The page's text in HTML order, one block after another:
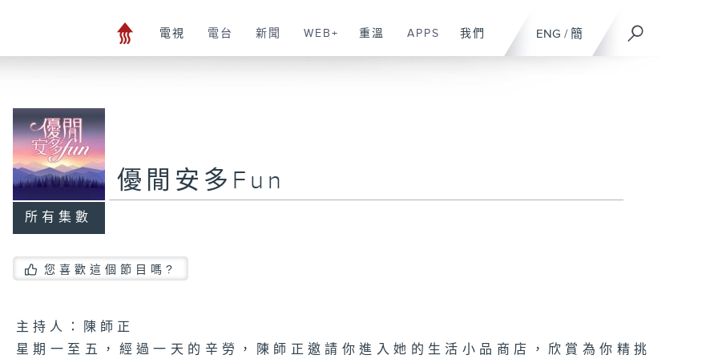
ENG / 簡
電視 電台 新聞 WEB+ 重溫 APPS 我們
所有集數
優閒安多Fun
您喜歡這個節目嗎?
主持人：陳師正
星期一至五，經過一天的辛勞，陳師正邀請你進入她的生活小品商店，欣賞為你精挑